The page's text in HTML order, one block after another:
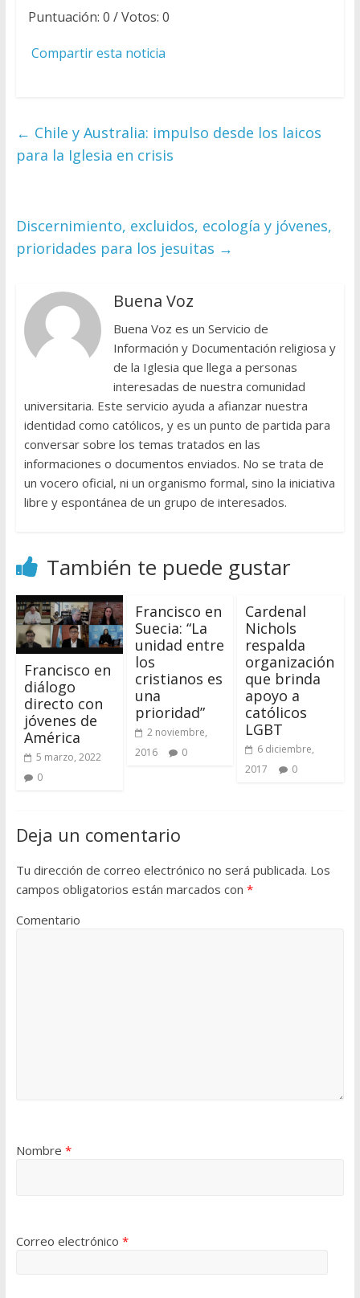
Puntuación: 0 / Votos: 0
Compartir esta noticia
← Chile y Australia: impulso desde los laicos
para la Iglesia en crisis
Discernimiento, excluidos, ecología y jóvenes,
prioridades para los jesuitas →
Buena Voz
Buena Voz es un Servicio de
Información y Documentación religiosa y
de la Iglesia que llega a personas
interesadas de nuestra comunidad
universitaria. Este servicio ayuda a afianzar nuestra
identidad como católicos, y es un punto de partida para
conversar sobre los temas tratados en las
informaciones o documentos enviados. No se trata de
un vocero oficial, ni un organismo formal, sino la iniciativa
libre y espontánea de un grupo de interesados.
También te puede gustar
Francisco en
diálogo
directo con
jóvenes de
América
5 marzo, 2022
0
Francisco en
Suecia: “La
unidad entre
los
cristianos es
una
prioridad”
2 noviembre,
2016
0
Cardenal
Nichols
respalda
organización
que brinda
apoyo a
católicos
LGBT
6 diciembre,
2017
0
Deja un comentario
Tu dirección de correo electrónico no será publicada. Los
campos obligatorios están marcados con *
Comentario
Nombre *
Correo electrónico *